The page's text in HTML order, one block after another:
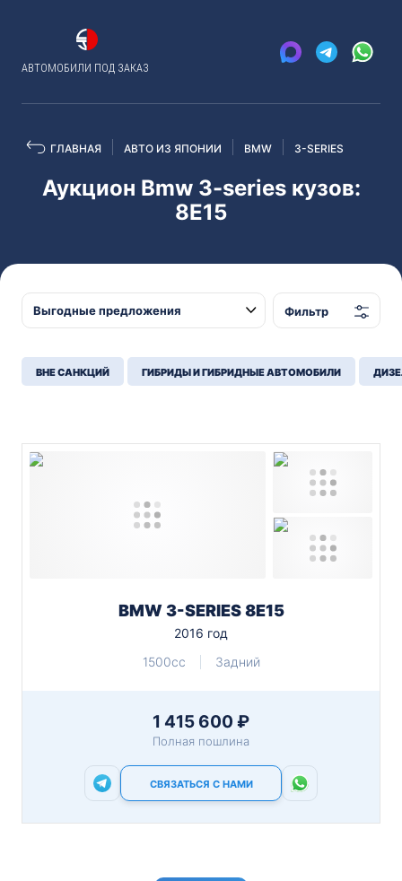
АВТОМОБИЛИ ПОД ЗАКАЗ
ГЛАВНАЯ АВТО ИЗ ЯПОНИИ BMW 3-SERIES
Аукцион Bmw 3-series кузов:
8E15
Фильтр
ВНЕ САНКЦИЙ ГИБРИДЫ И ГИБРИДНЫЕ АВТОМОБИЛИ
BMW 3-SERIES 8E15
2016 год
1500cc
Задний
1 415 600 ₽
Полная пошлина
СВЯЗАТЬСЯ С НАМИ